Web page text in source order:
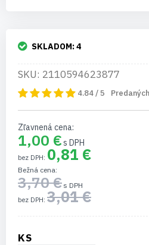
SKLADOM:4
SKU: 2110594623877
4.84 / 5
Zľavnená cena
1,00 €
0,81 €
Bežná cena
3,70 €
3,01 €
KS